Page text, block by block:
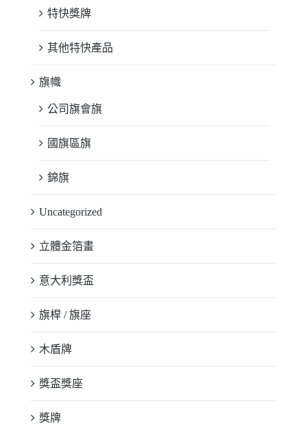
特快獎牌
其他特快產品
旗幟
公司旗會旗
國旗區旗
錦旗
Uncategorized
立體金箔畫
意大利獎盃
旗桿 / 旗座
木盾牌
獎盃獎座
獎牌